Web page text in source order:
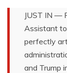
JUST IN —
Assistant
perfectly
and Trump